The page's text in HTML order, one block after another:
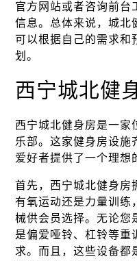
官方网站或者咨询前台
信息。总体来说，城北
可以根据自己的需求和
划。
西宁城北健
西宁城北健身房是一家
乐部。这家健身房设施
爱好者提供了一个理想
首先，西宁城北健身房
有氧运动还是力量训练
械供会员选择。无论您
是偏爱哑铃、杠铃等重
求。而且，这些设备都